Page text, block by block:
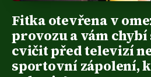
Fitka otevřena v
provozu a vám chybí
cvičit před televizí
sportovní zápolení,